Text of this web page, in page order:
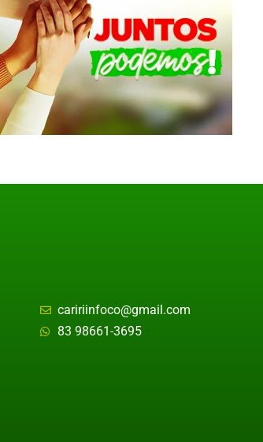
caririinfoco@gmail.com
83 98661-3695